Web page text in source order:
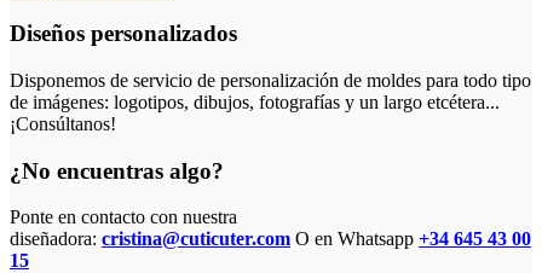
Diseños personalizados
Disponemos de servicio de personalización de moldes para todo tipo
de imágenes: logotipos, dibujos, fotografías y un largo etcétera...
¡Consúltanos!
¿No encuentras algo?
Ponte en contacto con nuestra
diseñadora: cristina@cuticuter.com O en Whatsapp +34 645 43 00
15